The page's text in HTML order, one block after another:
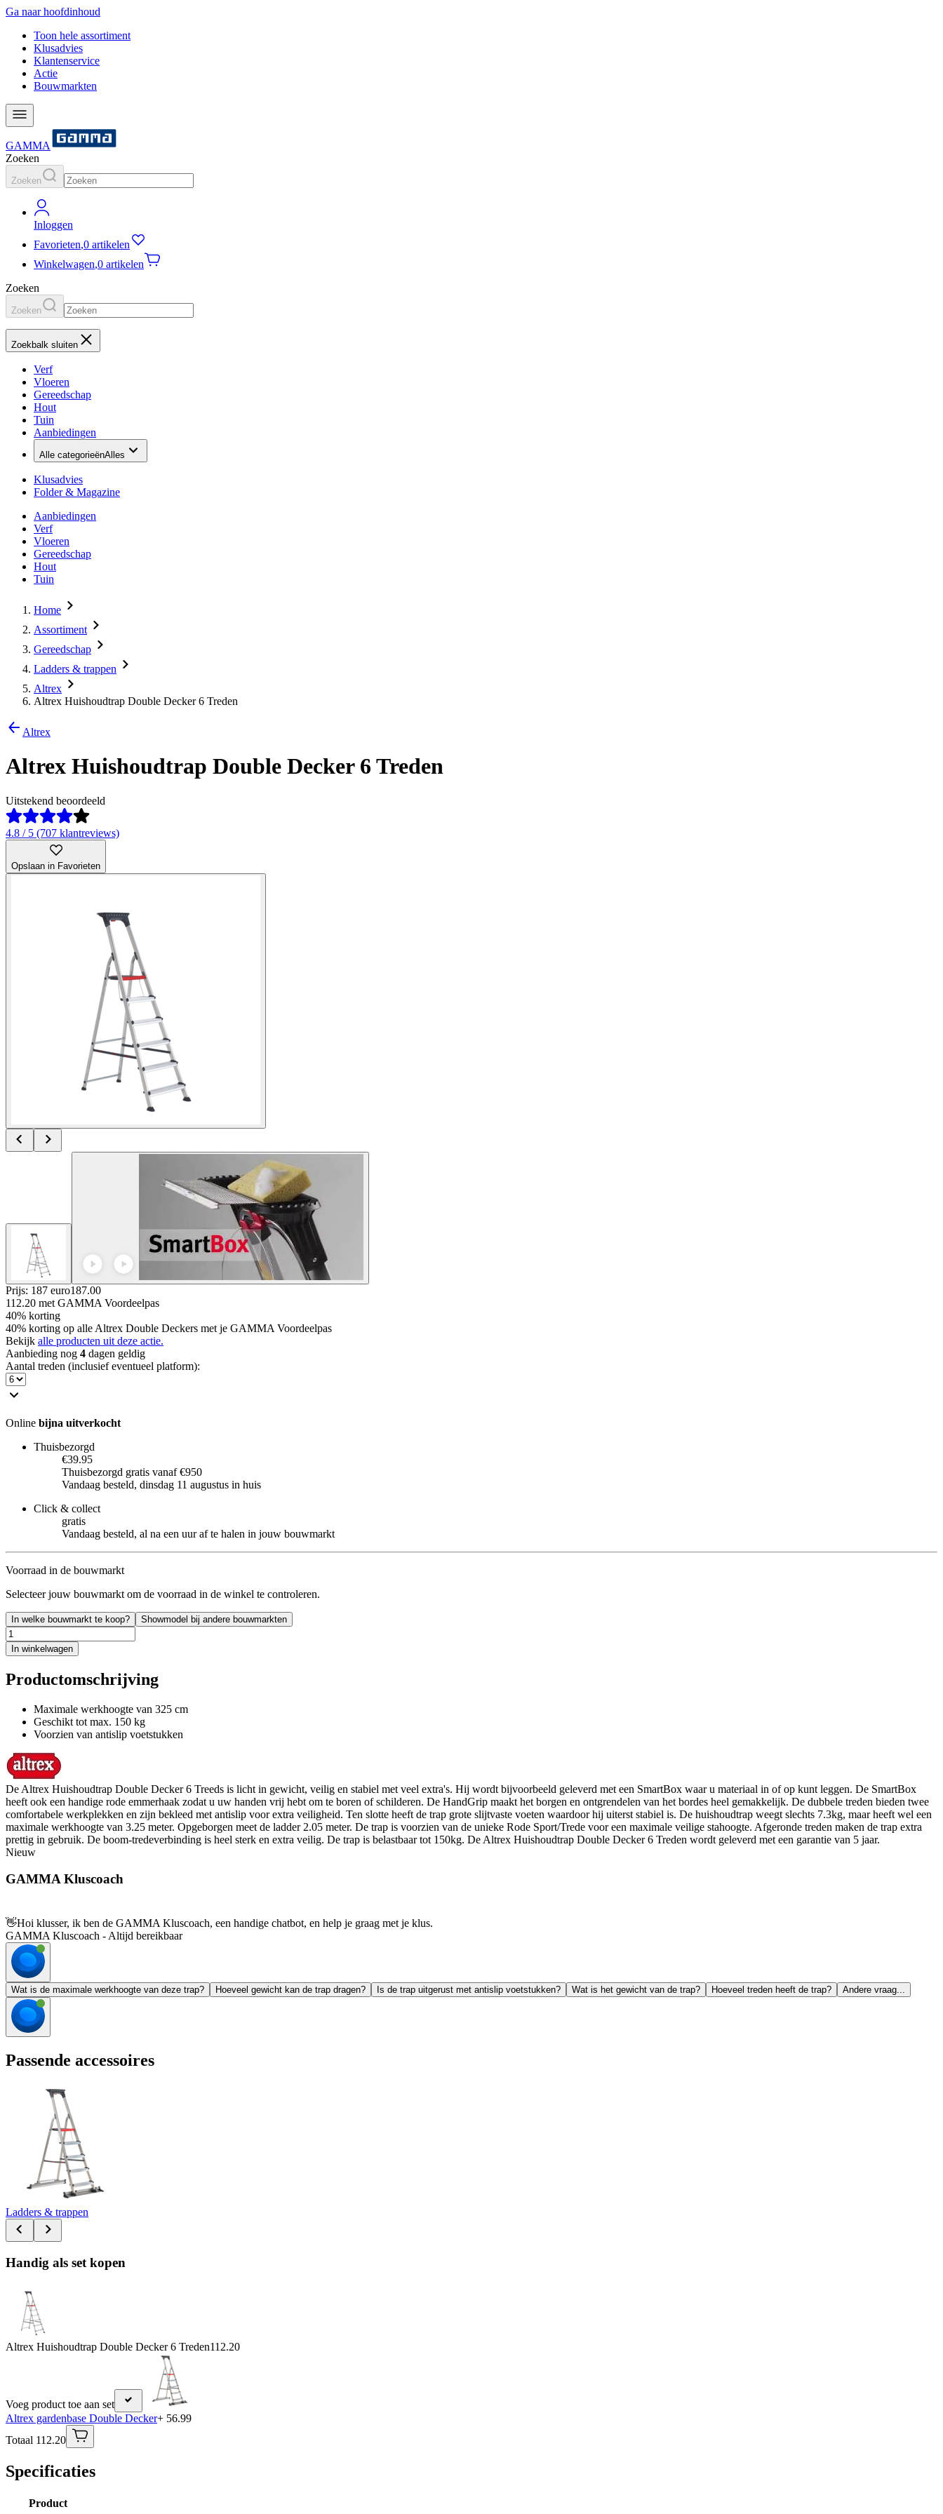
Ga naar hoofdinhoud
Toon hele assortiment
Klusadvies
Klantenservice
Actie
Bouwmarkten
GAMMA
Zoeken
Zoeken
Inloggen
Favorieten,0 artikelen
Winkelwagen,0 artikelen
Zoeken
Zoeken
Zoekbalk sluiten
Verf
Vloeren
Gereedschap
Hout
Tuin
Aanbiedingen
Alle categorieënAlles
Klusadvies
Folder & Magazine
Aanbiedingen
Verf
Vloeren
Gereedschap
Hout
Tuin
Home
Assortiment
Gereedschap
Ladders & trappen
Altrex
Altrex Huishoudtrap Double Decker 6 Treden
Altrex
Altrex Huishoudtrap Double Decker 6 Treden
Uitstekend beoordeeld
4.8 / 5 (707 klantreviews)
Opslaan in Favorieten
Prijs: 187 euro187.00
112.20 met GAMMA Voordeelpas
40% korting
40% korting op alle Altrex Double Deckers met je GAMMA Voordeelpas
Bekijk alle producten uit deze actie.
Aanbieding nog 4 dagen geldig
Aantal treden (inclusief eventueel platform):
Online bijna uitverkocht
Thuisbezorgd
€39.95
Thuisbezorgd gratis vanaf €950
Vandaag besteld, dinsdag 11 augustus in huis
Click & collect
gratis
Vandaag besteld, al na een uur af te halen in jouw bouwmarkt
Voorraad in de bouwmarkt
Selecteer jouw bouwmarkt om de voorraad in de winkel te controleren.
In welke bouwmarkt te koop? Showmodel bij andere bouwmarkten
In winkelwagen
Productomschrijving
Maximale werkhoogte van 325 cm
Geschikt tot max. 150 kg
Voorzien van antislip voetstukken
De Altrex Huishoudtrap Double Decker 6 Treeds is licht in gewicht, veilig en stabiel met veel extra's. Hij wordt bijvoorbeeld geleverd met een SmartBox waar u materiaal in of op kunt leggen. De SmartBox
heeft ook een handige rode emmerhaak zodat u uw handen vrij hebt om te boren of schilderen. De HandGrip maakt het borgen en ontgrendelen van het bordes heel gemakkelijk. De dubbele treden bieden twee
comfortabele werkplekken en zijn bekleed met antislip voor extra veiligheid. Ten slotte heeft de trap grote slijtvaste voeten waardoor hij uiterst stabiel is. De huishoudtrap weegt slechts 7.3kg, maar heeft wel een
maximale werkhoogte van 3.25 meter. Opgeborgen meet de ladder 2.05 meter. De trap is voorzien van de unieke Rode Sport/Trede voor een maximale veilige stahoogte. Afgeronde treden maken de trap extra
prettig in gebruik. De boom-tredeverbinding is heel sterk en extra veilig. De trap is belastbaar tot 150kg. De Altrex Huishoudtrap Double Decker 6 Treden wordt geleverd met een garantie van 5 jaar.
Nieuw
GAMMA Kluscoach
👋Hoi klusser, ik ben de GAMMA Kluscoach, een handige chatbot, en help je graag met je klus.
GAMMA Kluscoach - Altijd bereikbaar
Wat is de maximale werkhoogte van deze trap? Hoeveel gewicht kan de trap dragen? Is de trap uitgerust met antislip voetstukken? Wat is het gewicht van de trap? Hoeveel treden heeft de trap? Andere vraag...
Passende accessoires
Ladders & trappen
Handig als set kopen
Altrex Huishoudtrap Double Decker 6 Treden112.20
Voeg product toe aan set
Altrex gardenbase Double Decker+ 56.99
Totaal 112.20
Specificaties
Product